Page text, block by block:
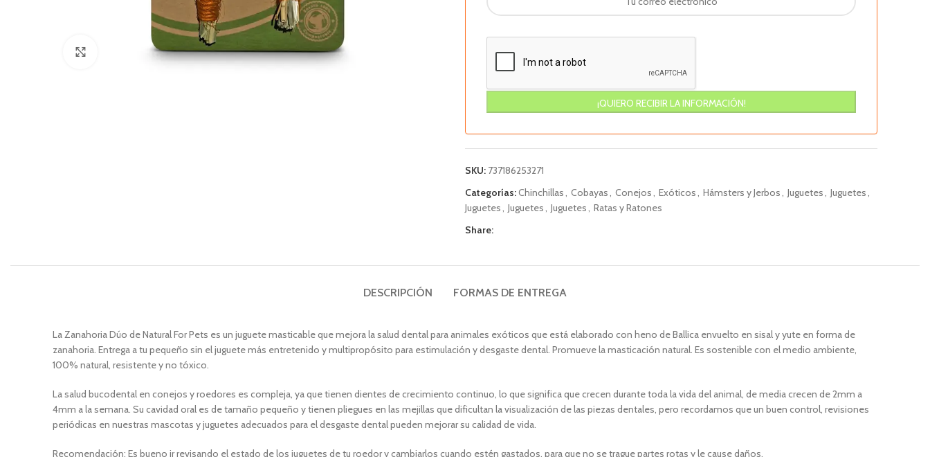
Click to enlarge
SKU: 737186253271
Categorías:Chinchillas, Cobayas, Conejos, Exóticos, Hámsters y Jerbos, Juguetes, Juguetes,
Juguetes, Juguetes, Juguetes, Ratas y Ratones
Share:
DESCRIPCIÓN FORMAS DE ENTREGA
La Zanahoria Dúo de Natural For Pets es un juguete masticable que mejora la salud dental para animales exóticos que está elaborado con heno de Ballica envuelto en sisal y yute en forma de
zanahoria. Entrega a tu pequeño sin el juguete más entretenido y multipropósito para estimulación y desgaste dental. Promueve la masticación natural. Es sostenible con el medio ambiente,
100% natural, resistente y no tóxico.
La salud bucodental en conejos y roedores es compleja, ya que tienen dientes de crecimiento continuo, lo que significa que crecen durante toda la vida del animal, de media crecen de 2mm a
4mm a la semana. Su cavidad oral es de tamaño pequeño y tienen pliegues en las mejillas que dificultan la visualización de las piezas dentales, pero recordamos que un buen control, revisiones
periódicas en nuestras mascotas y juguetes adecuados para el desgaste dental pueden mejorar su calidad de vida.
Recomendación: Es bueno ir revisando el estado de los juguetes de tu roedor y cambiarlos cuando estén gastados, para que no se trague partes rotas y le cause daños.